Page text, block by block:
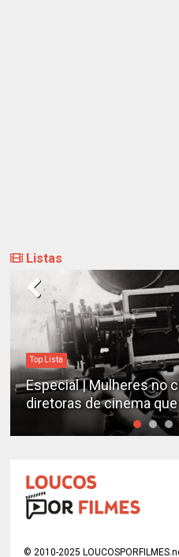
Listas
| Mulheres no cinema:
de cinema que você
© 2010-2025